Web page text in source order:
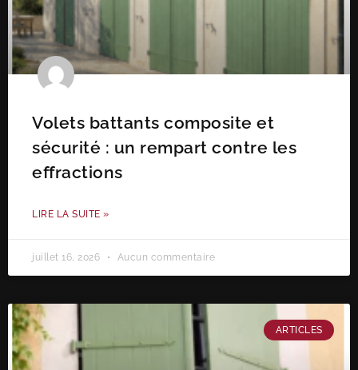
Volets battants composite et
sécurité : un rempart contre les
effractions
LIRE LA SUITE »
juillet 16, 2026 Aucun commentaire
ARTICLES